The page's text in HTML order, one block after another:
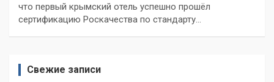
что первый крымский отель успешно прошёл
сертификацию Роскачества по стандарту…
Свежие записи